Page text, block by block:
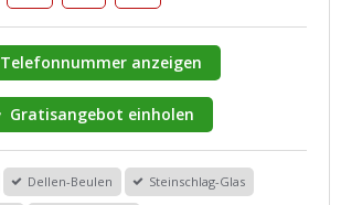
Telefonnummer anzeigen
Gratisangebot einholen
Dellen-Beulen Steinschlag-Glas